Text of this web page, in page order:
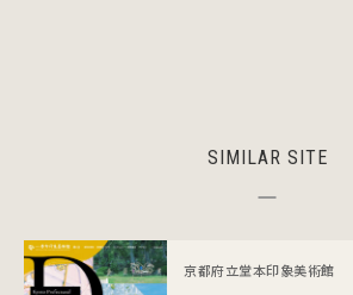
SIMILAR SITE
京都府立堂本印象美術館